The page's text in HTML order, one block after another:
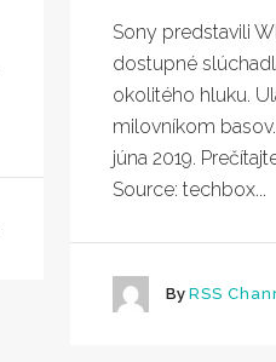
Sony predstavili
dostupné
okolitého hluku.
milovníkom
júna 2019.
Source: techbox...
By RSS